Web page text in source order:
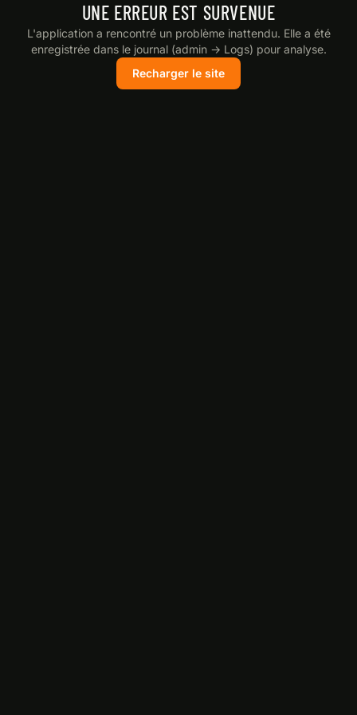
UNE ERREUR EST SURVENUE
L'application a rencontré un problème inattendu. Elle a été
enregistrée dans le journal (admin → Logs) pour analyse.
Recharger le site